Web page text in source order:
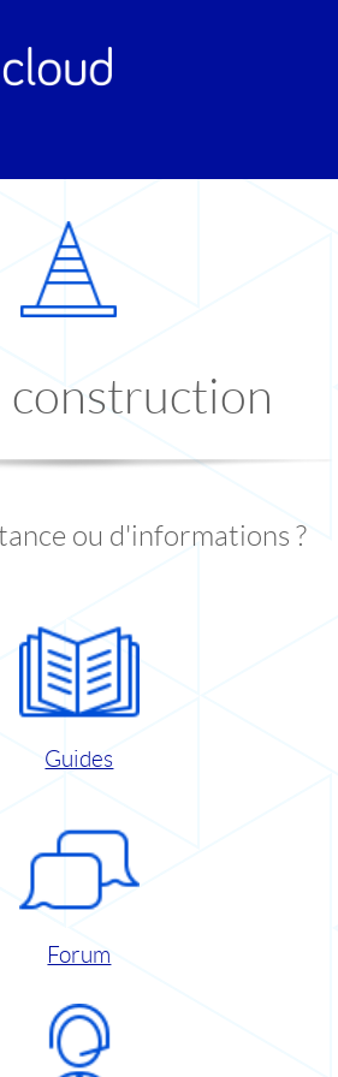
construction
ou d'informations ?
Guides
Forum